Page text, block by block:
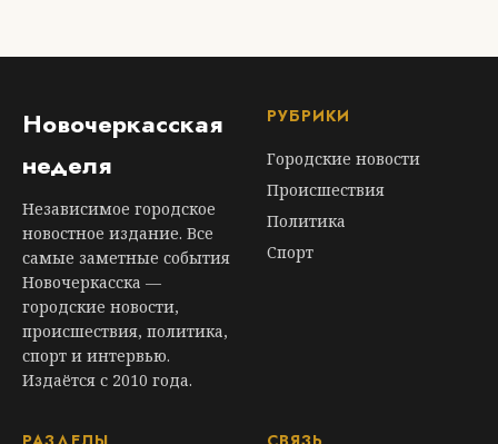
Новочеркасская
неделя
Независимое городское
новостное издание. Все
самые заметные события
Новочеркасска —
городские новости,
происшествия, политика,
спорт и интервью.
Издаётся с 2010 года.
РУБРИКИ
Городские новости
Происшествия
Политика
Спорт